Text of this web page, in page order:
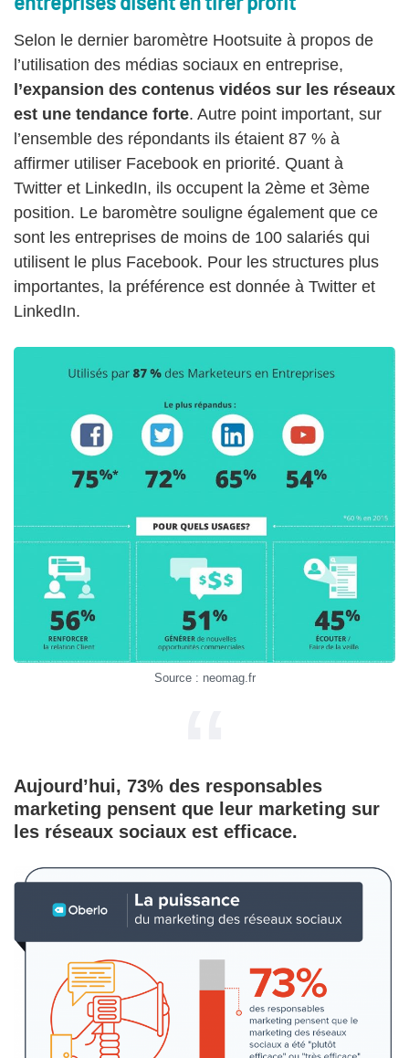
Selon le dernier baromètre Hootsuite à propos de
l’utilisation des médias sociaux en entreprise,
l’expansion des contenus vidéos sur les réseaux
est une tendance forte. Autre point important, sur
l’ensemble des répondants ils étaient 87 % à
affirmer utiliser Facebook en priorité. Quant à
Twitter et LinkedIn, ils occupent la 2ème et 3ème
position. Le baromètre souligne également que ce
sont les entreprises de moins de 100 salariés qui
utilisent le plus Facebook. Pour les structures plus
importantes, la préférence est donnée à Twitter et
LinkedIn.
Source : neomag.fr
Aujourd’hui, 73% des responsables
marketing pensent que leur marketing sur
les réseaux sociaux est efficace.